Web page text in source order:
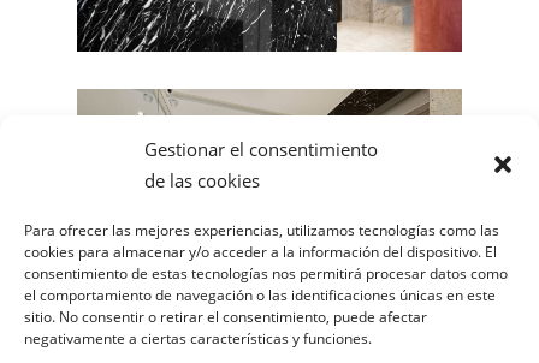
Gestionar el consentimiento
de las cookies
Para ofrecer las mejores experiencias, utilizamos tecnologías como las
cookies para almacenar y/o acceder a la información del dispositivo. El
consentimiento de estas tecnologías nos permitirá procesar datos como
el comportamiento de navegación o las identificaciones únicas en este
sitio. No consentir o retirar el consentimiento, puede afectar
negativamente a ciertas características y funciones.